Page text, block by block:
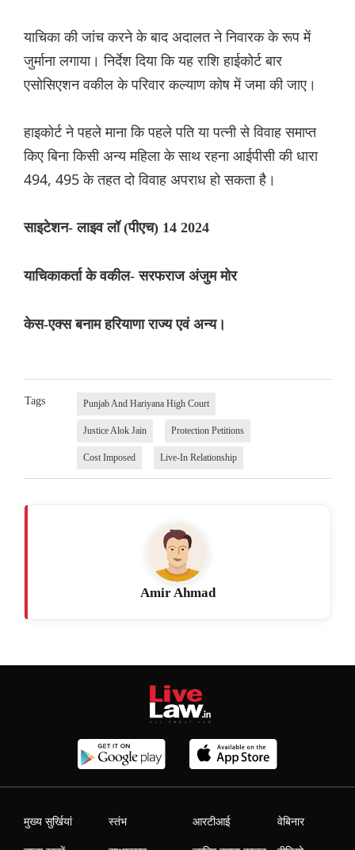
याचिका की जांच करने के बाद अदालत ने निवारक के रूप में
जुर्माना लगाया। निर्देश दिया कि यह राशि हाईकोर्ट बार
एसोसिएशन वकील के परिवार कल्याण कोष में जमा की जाए।
हाइकोर्ट ने पहले माना कि पहले पति या पत्नी से विवाह समाप्त
किए बिना किसी अन्य महिला के साथ रहना आईपीसी की धारा
494, 495 के तहत दो विवाह अपराध हो सकता है।
साइटेशन- लाइव लॉ (पीएच) 14 2024
याचिकाकर्ता के वकील- सरफराज अंजुम मोर
केस-एक्स बनाम हरियाणा राज्य एवं अन्य।
Tags Punjab And Hariyana High Court
Justice Alok Jain Protection Petitions
Cost Imposed Live-In Relationship
Amir Ahmad
मुख्य सुर्खियां स्तंभ आरटीआई वेबिनार